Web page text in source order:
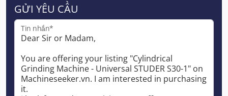
GỬI YÊU CẦU
Tin nhắn*